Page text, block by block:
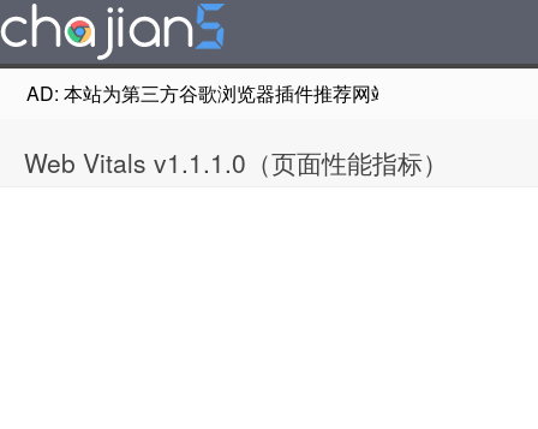
AD: 本站为第三方谷歌浏览器插件推荐网站，非Google
Web Vitals v1.1.1.0（页面性能指标）